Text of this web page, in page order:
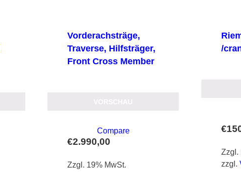
Vorderachsträge,
Traverse, Hilfsträger,
Front Cross Member
€2.990,00
Zzgl. 19% MwSt.
Compare
/
€
Zzgl.
zzgl.